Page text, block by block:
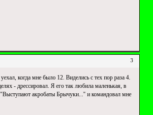
3
когда мне было 12. Виделись с тех пор раза 4.
- дрессировал. Я его так любила маленькая, в
акробаты Брычуки..." и командовал мне